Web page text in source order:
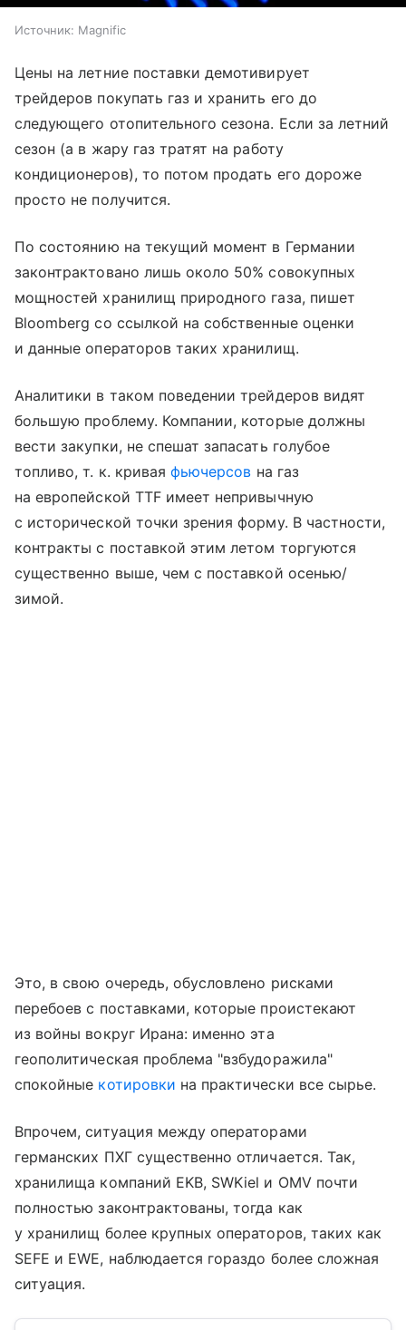
Источник: Magnific
Цены на летние поставки демотивирует
трейдеров покупать газ и хранить его до
следующего отопительного сезона. Если за летний
сезон (а в жару газ тратят на работу
кондиционеров), то потом продать его дороже
просто не получится.
По состоянию на текущий момент в Германии
законтрактовано лишь около 50% совокупных
мощностей хранилищ природного газа, пишет
Bloomberg со ссылкой на собственные оценки
и данные операторов таких хранилищ.
Аналитики в таком поведении трейдеров видят
большую проблему. Компании, которые должны
вести закупки, не спешат запасать голубое
топливо, т. к. криваяфьючерсов на газ
на европейской TTF имеет непривычную
с исторической точки зрения форму. В частности,
контракты с поставкой этим летом торгуются
существенно выше, чем с поставкой осенью/
зимой.
Это, в свою очередь, обусловлено рисками
перебоев с поставками, которые проистекают
из войны вокруг Ирана: именно эта
геополитическая проблема "взбудоражила"
спокойные котировки на практически все сырье.
Впрочем, ситуация между операторами
германских ПХГ существенно отличается. Так,
хранилища компаний EKB, SWKiel и OMV почти
полностью законтрактованы, тогда как
у хранилищ более крупных операторов, таких как
SEFE и EWE, наблюдается гораздо более сложная
ситуация.